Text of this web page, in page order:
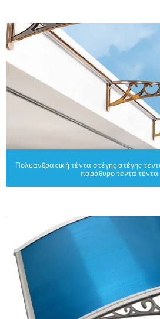
Πολυανθρακική τέντα στέγης στέγης
παράθυρο τέντα τέντα